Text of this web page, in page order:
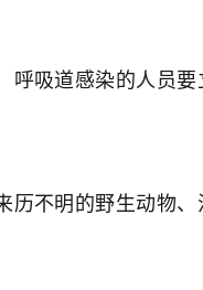
呼吸道感染的人员要
历不明的野生动物、